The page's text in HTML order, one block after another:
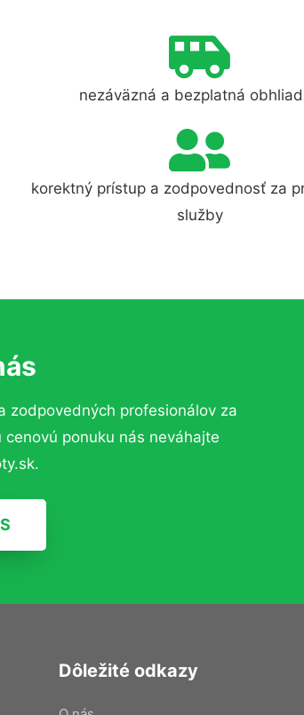
nezáväzná a bezplatná
korektný prístup a zodpovednosť za
služby
zodpovedných profesionálov za
ponuku nás neváhajte
Dôležité odkazy